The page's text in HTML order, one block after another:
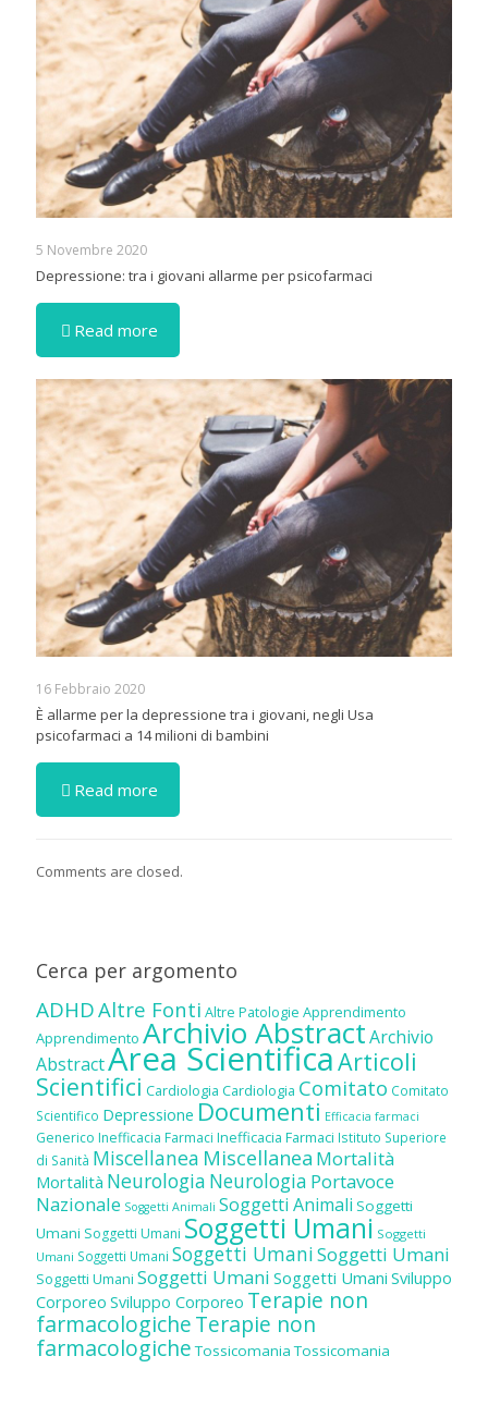
5 Novembre 2020
Depressione: tra i giovani allarme per psicofarmaci
Read more
16 Febbraio 2020
È allarme per la depressione tra i giovani, negli Usa
psicofarmaci a 14 milioni di bambini
Read more
Comments are closed.
Cerca per argomento
ADHDAltre Fonti Altre Patologie Apprendimento
Apprendimento Archivio AbstractArchivio
AbstractArea ScientificaArticoli
Scientifici Cardiologia Cardiologia Comitato Comitato
Scientifico Depressione Documenti Efficacia farmaci
Generico Inefficacia Farmaci Inefficacia Farmaci Istituto Superiore
di Sanità Miscellanea Miscellanea Mortalità
Mortalità Neurologia Neurologia Portavoce
Nazionale Soggetti Animali Soggetti Animali Soggetti
Umani Soggetti Umani Soggetti Umani Soggetti
Umani Soggetti Umani Soggetti UmaniSoggetti Umani
Soggetti Umani Soggetti Umani Soggetti Umani Sviluppo
Corporeo Sviluppo Corporeo Terapie non
farmacologicheTerapie non
farmacologiche Tossicomania Tossicomania